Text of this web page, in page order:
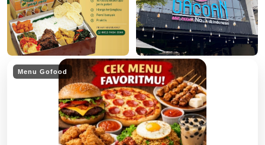
Menu Gofood